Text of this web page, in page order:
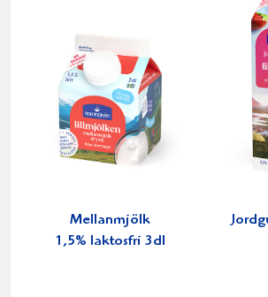
Mellanmjölk
1,5% laktosfri 3dl